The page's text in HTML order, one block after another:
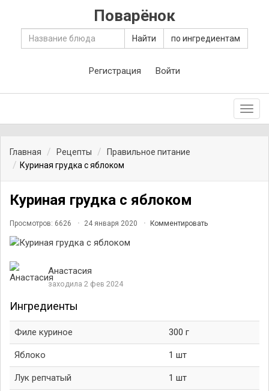
Поварёнок
Найти по ингредиентам
Регистрация Войти
Главная Рецепты
Правильное питание
Куриная грудка с яблоком
Куриная грудка с яблоком
Просмотров: 6626 24 января 2020 Комментировать
Анастасия
заходила 2 фев 2024
Ингредиенты
Филе куриное 300 г
Яблоко 1 шт
Лук репчатый 1 шт